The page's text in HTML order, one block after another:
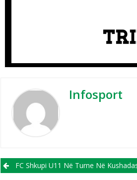
Infosport
Post navigation
FC Shkupi U11 Në Turne Në Kushadasi